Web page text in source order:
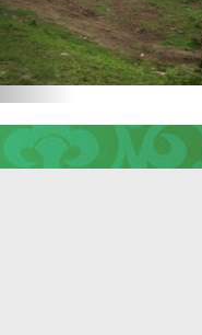
آستان مقدس امام زاده عبداله(ع)